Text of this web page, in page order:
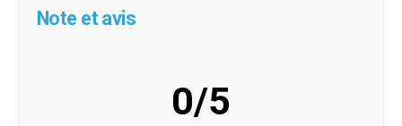
Note et avis
0/5